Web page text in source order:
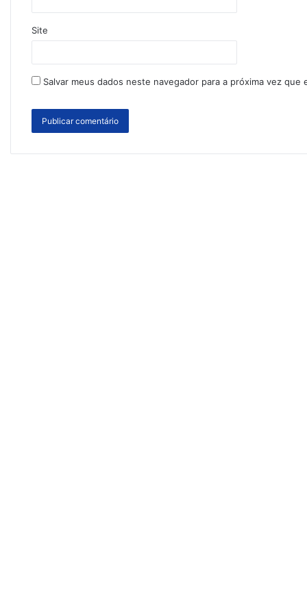
Site
Salvar meus dados neste navegador para a próxima vez que